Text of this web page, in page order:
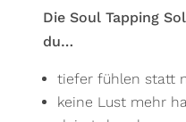
Die Soul Tapping
du…
tiefer fühlen statt
keine Lust mehr